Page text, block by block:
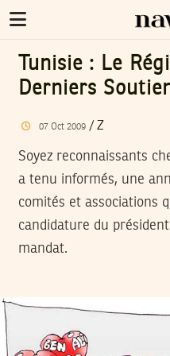
Tunisie : Le
Derniers
07 Oct 2009/ Z
Soyez reconnaissants
a tenu informés, une
comités et associations
candidature du
mandat.